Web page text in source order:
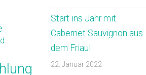
Start ins Jahr mit
Cabernet Sauvignon aus
dem Friaul
22. Januar 2022